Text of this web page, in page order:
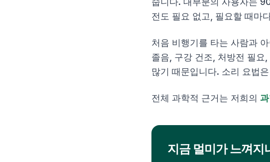
전도 필요 없고, 필요할 때마
처음 비행기를 타는 사람과
졸음, 구강 건조, 처방전 필요
많기 때문입니다. 소리 요법
전체 과학적 근거는 저희의
지금 멀미가 느껴지